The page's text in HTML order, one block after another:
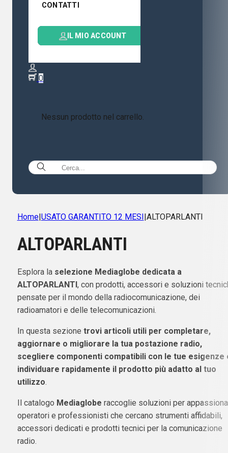
CONTATTI
IL MIO ACCOUNT
0
Nessun prodotto nel carrello.
Home| USATO GARANTITO 12 MESI ALTOPARLANTI
ALTOPARLANTI
Esplora la selezione Mediaglobe dedicata a
ALTOPARLANTI , con prodotti, accessori e soluzioni
pensate per il mondo della radiocomunicazione, dei
radioamatori e delle telecomunicazioni.
In questa sezione trovi articoli utili per completare,
aggiornare o migliorare la tua postazione radio,
scegliere componenti compatibili con le tue esigenze
individuare rapidamente il prodotto più adatto al tuo
utilizzo.
Il catalogo Mediaglobe raccoglie soluzioni per
operatori e professionisti che cercano strumenti affidabili,
accessori dedicati e prodotti tecnici per la comunicazione
radio.